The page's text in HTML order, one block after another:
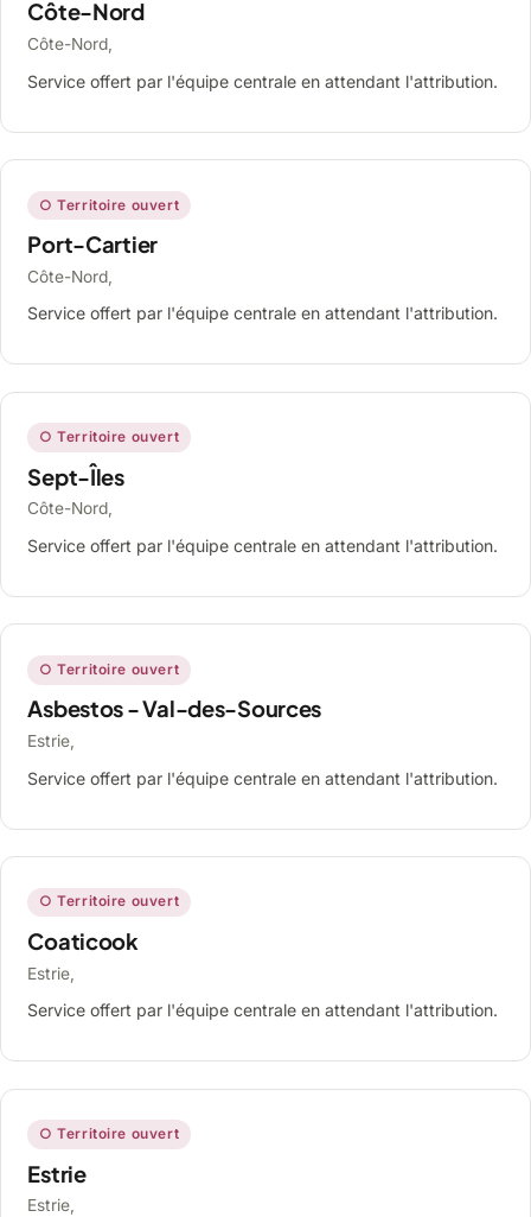
Côte-Nord
Côte-Nord,
Service offert par l'équipe centrale en attendant l'attribution.
○ Territoire ouvert
Port-Cartier
Côte-Nord,
Service offert par l'équipe centrale en attendant l'attribution.
○ Territoire ouvert
Sept-Îles
Côte-Nord,
Service offert par l'équipe centrale en attendant l'attribution.
○ Territoire ouvert
Asbestos - Val-des-Sources
Estrie,
Service offert par l'équipe centrale en attendant l'attribution.
○ Territoire ouvert
Coaticook
Estrie,
Service offert par l'équipe centrale en attendant l'attribution.
○ Territoire ouvert
Estrie
Estrie,